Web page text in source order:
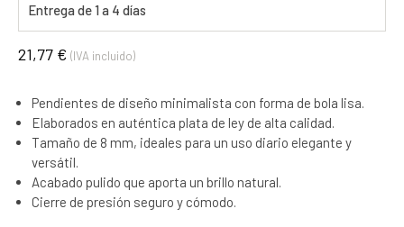
Entrega de 1 a 4 días
21,77 € (IVA incluido)
Pendientes de diseño minimalista con forma de bola lisa.
Elaborados en auténtica plata de ley de alta calidad.
Tamaño de 8 mm, ideales para un uso diario elegante y
versátil.
Acabado pulido que aporta un brillo natural.
Cierre de presión seguro y cómodo.